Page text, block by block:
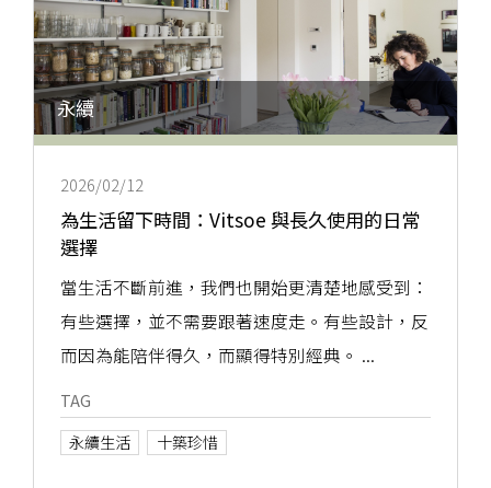
永續
2026/02/12
為生活留下時間：Vitsoe 與長久使用的日常
選擇
當生活不斷前進，我們也開始更清楚地感受到：
有些選擇，並不需要跟著速度走。有些設計，反
而因為能陪伴得久，而顯得特別經典。 ...
TAG
永續生活
十築珍惜